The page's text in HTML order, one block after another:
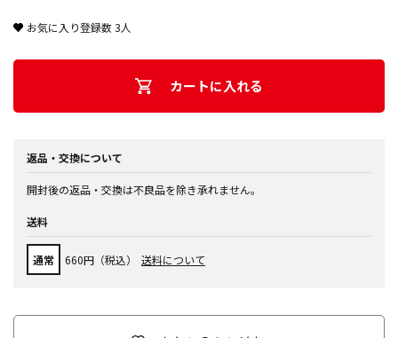
お気に入り登録数3人
カートに入れる
返品・交換について
開封後の返品・交換は不良品を除き承れません。
送料
通常 660円（税込） 送料について